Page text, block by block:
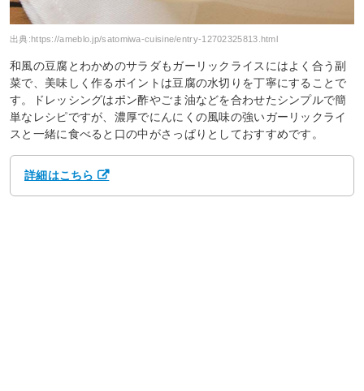
出典:https://ameblo.jp/satomiwa-cuisine/entry-12702325813.html
和風の豆腐とわかめのサラダもガーリックライスにはよく合う副
菜で、美味しく作るポイントは豆腐の水切りを丁寧にすることで
す。ドレッシングはポン酢やごま油などを合わせたシンプルで簡
単なレシピですが、濃厚でにんにくの風味の強いガーリックライ
スと一緒に食べると口の中がさっぱりとしておすすめです。
詳細はこちら